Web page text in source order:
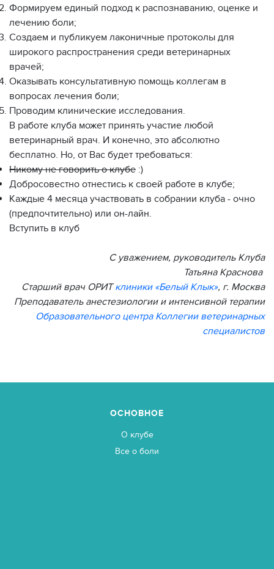
Формируем единый подход к распознаванию, оценке и
лечению боли;
Создаем и публикуем лаконичные протоколы для
широкого распространения среди ветеринарных
врачей;
Оказывать консультативную помощь коллегам в
вопросах лечения боли;
Проводим клинические исследования.
В работе клуба может принять участие любой
ветеринарный врач. И конечно, это абсолютно
бесплатно. Но, от Вас будет требоваться:
Никому не говорить о клубе :)
Добросовестно отнестись к своей работе в клубе;
Каждые 4 месяца участвовать в собрании клуба - очно
(предпочтительно) или он-лайн.
Вступить в клуб
С уважением, руководитель Клуба
Татьяна Краснова
Старший врач ОРИТклиники «Белый Клык», г. Москва
Преподаватель анестезиологии и интенсивной терапии
Образовательного центра Коллегии ветеринарных
специалистов
ОСНОВНОЕ
О клубе
Все о боли